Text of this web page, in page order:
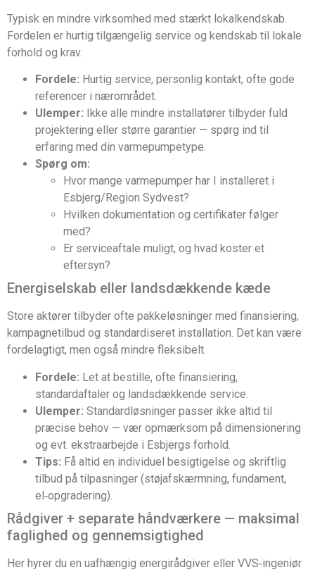
Typisk en mindre virksomhed med stærkt lokalkendskab.
Fordelen er hurtig tilgængelig service og kendskab til lokale
forhold og krav.
Fordele: Hurtig service, personlig kontakt, ofte gode
referencer i nærområdet.
Ulemper: Ikke alle mindre installatører tilbyder fuld
projektering eller større garantier — spørg ind til
erfaring med din varmepumpetype.
Spørg om:
Hvor mange varmepumper har I installeret i
Esbjerg/Region Sydvest?
Hvilken dokumentation og certifikater følger
med?
Er serviceaftale muligt, og hvad koster et
eftersyn?
Energiselskab eller landsdækkende kæde
Store aktører tilbyder ofte pakkeløsninger med finansiering,
kampagnetilbud og standardiseret installation. Det kan være
fordelagtigt, men også mindre fleksibelt.
Fordele: Let at bestille, ofte finansiering,
standardaftaler og landsdækkende service.
Ulemper: Standardløsninger passer ikke altid til
præcise behov — vær opmærksom på dimensionering
og evt. ekstraarbejde i Esbjergs forhold.
Tips: Få altid en individuel besigtigelse og skriftlig
tilbud på tilpasninger (støjafskærmning, fundament,
el‑opgradering).
Rådgiver + separate håndværkere — maksimal
faglighed og gennemsigtighed
Her hyrer du en uafhængig energirådgiver eller VVS‑ingeniør